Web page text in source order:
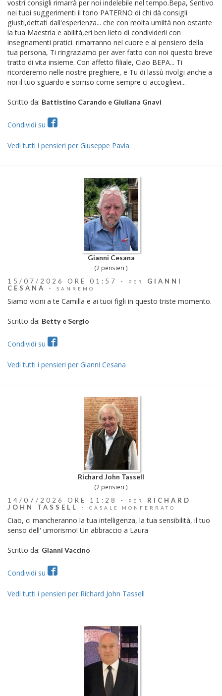
vostri consigli rimarrà per noi indelebile nel tempo.Bepa, Sentivo
nei tuoi suggerimenti il tono PATERNO di chi dà consigli
giusti,dettati dall'esperienza... che con molta umiltà non ostante
la tua Maestria e abilità,eri ben lieto di condividerli con
insegnamenti pratici. rimarranno nel cuore e al pensiero della
tua persona, Ti ringraziamo per aver fatto con noi questo breve
tratto di vita insieme. Con affetto filiale, Ciao BEPA... Ti
ricorderemo nelle nostre preghiere, e Tu di lassù rivolgi anche a
noi il tuo sguardo e sorriso come sempre ci accoglievi...
Scritto da: Battistino Carando e Giuliana Gnavi
Condividi su
Vedi tutti i pensieri per Giuseppe Pavia
Gianni Cesana
(2 pensieri )
15/07/2026 ORE 01:57 - PER
GIANNI
CESANA
- SANREMO
Siamo vicini a te Camilla e ai tuoi figli in questo triste momento.
Scritto da: Betty e Sergio
Condividi su
Vedi tutti i pensieri per Gianni Cesana
Richard John Tassell
(2 pensieri )
14/07/2026 ORE 11:28 - PER
RICHARD
JOHN TASSELL
- CASALE MONFERRATO
Ciao, ci mancheranno la tua intelligenza, la tua sensibilità, il tuo
senso dell' umorismo! Un abbraccio a Laura
Scritto da: Gianni Vaccino
Condividi su
Vedi tutti i pensieri per Richard John Tassell